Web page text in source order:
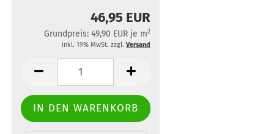
46,95 EUR
Grundpreis: 49,90 EUR je m2
inkl. 19% MwSt. zzgl. Versand